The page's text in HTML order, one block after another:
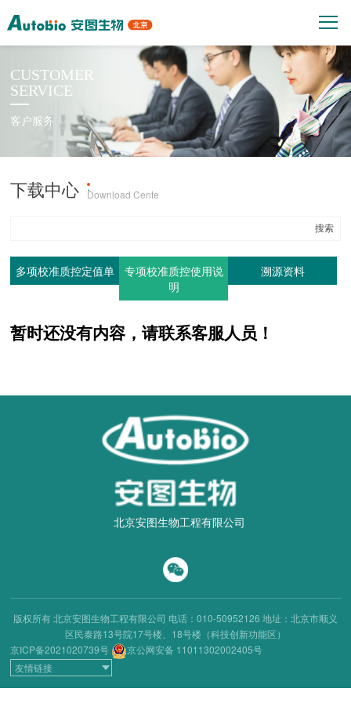
CUSTOMER
SERVICE
客户服务
下载中心 ·Download Cente
多项校准质控定值单
专项校准质控使用说
明
溯源资料
暂时还没有内容，请联系客服人员！
北京安图生物工程有限公司
版权所有 北京安图生物工程有限公司 电话：010-50952126 地址：北京市顺义
区民泰路13号院17号楼、18号楼（科技创新功能区）
京ICP备2021020739号
京公网安备 11011302002405号